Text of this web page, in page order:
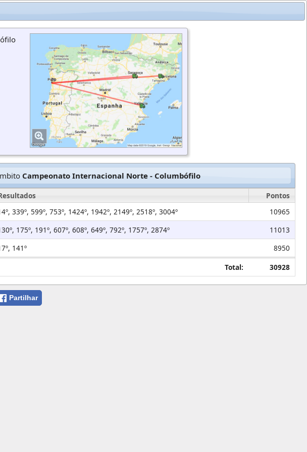
Campeonato Internacional Norte - Columbófilo
Pontos
339º, 599º, 753º, 1424º, 1942º, 2149º, 2518º, 3004º
10965
175º, 191º, 607º, 608º, 649º, 792º, 1757º, 2874º
11013
141º
8950
Total:
30928